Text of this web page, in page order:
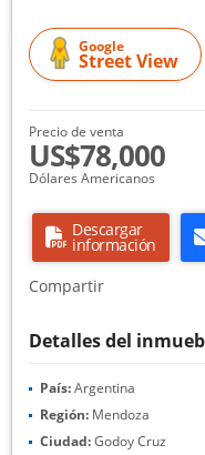
Google
Street View
Precio de venta
US$78,000
Dólares Americanos
Descargar
información
Compartir
Detalles del
País:Argentina
Región: Mendoza
Ciudad:Godoy Cruz